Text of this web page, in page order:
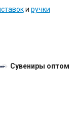
и ручки
Сувениры оптом